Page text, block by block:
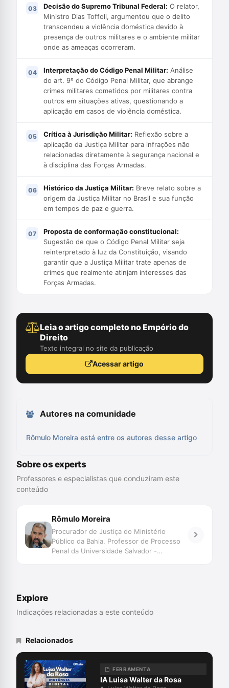
Decisão do Supremo Tribunal Federal: O relator,
Ministro Dias Toffoli, argumentou que o delito
transcendeu a violência doméstica devido à
presença de outros militares e o ambiente militar
onde as ameaças ocorreram.
Interpretação do Código Penal Militar: Análise
do art. 9º do Código Penal Militar, que abrange
crimes militares cometidos por militares contra
outros em situações ativas, questionando a
aplicação em casos de violência doméstica.
Crítica à Jurisdição Militar: Reflexão sobre a
aplicação da Justiça Militar para infrações não
relacionadas diretamente à segurança nacional e
à disciplina das Forças Armadas.
Histórico da Justiça Militar: Breve relato sobre a
origem da Justiça Militar no Brasil e sua função
em tempos de paz e guerra.
Proposta de conformação constitucional:
Sugestão de que o Código Penal Militar seja
reinterpretado à luz da Constituição, visando
garantir que a Justiça Militar trate apenas de
crimes que realmente atinjam interesses das
Forças Armadas.
Leia o artigo completo no Empório do
Direito
Texto integral no site da publicação
Acessar artigo
Autores na comunidade
Rômulo Moreira está entre os autores desse artigo
Sobre os experts
Professores e especialistas que conduziram este
conteúdo
Rômulo Moreira
Procurador de Justiça do Ministério
Público da Bahia. Professor de Processo
Penal da Universidade Salvador -
Explore
Indicações relacionadas a este conteúdo
Relacionados
FERRAMENTA
IA Luisa Walter da Rosa